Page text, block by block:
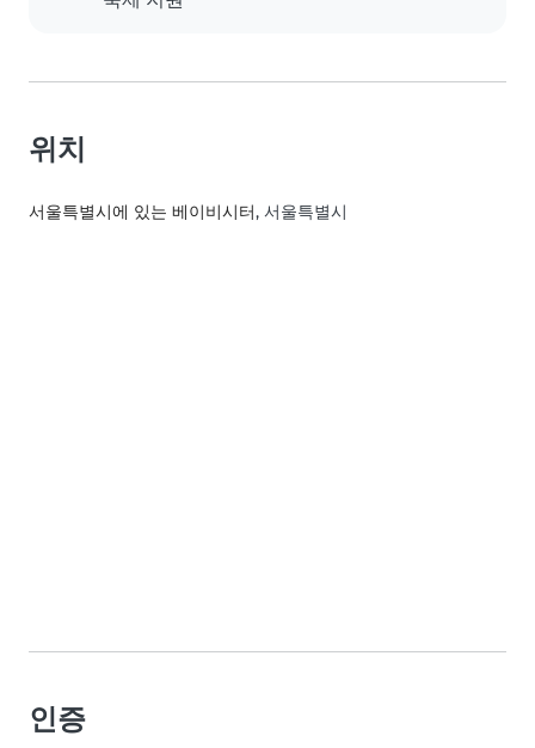
위치
서울특별시에 있는 베이비시터, 서울특별시
인증